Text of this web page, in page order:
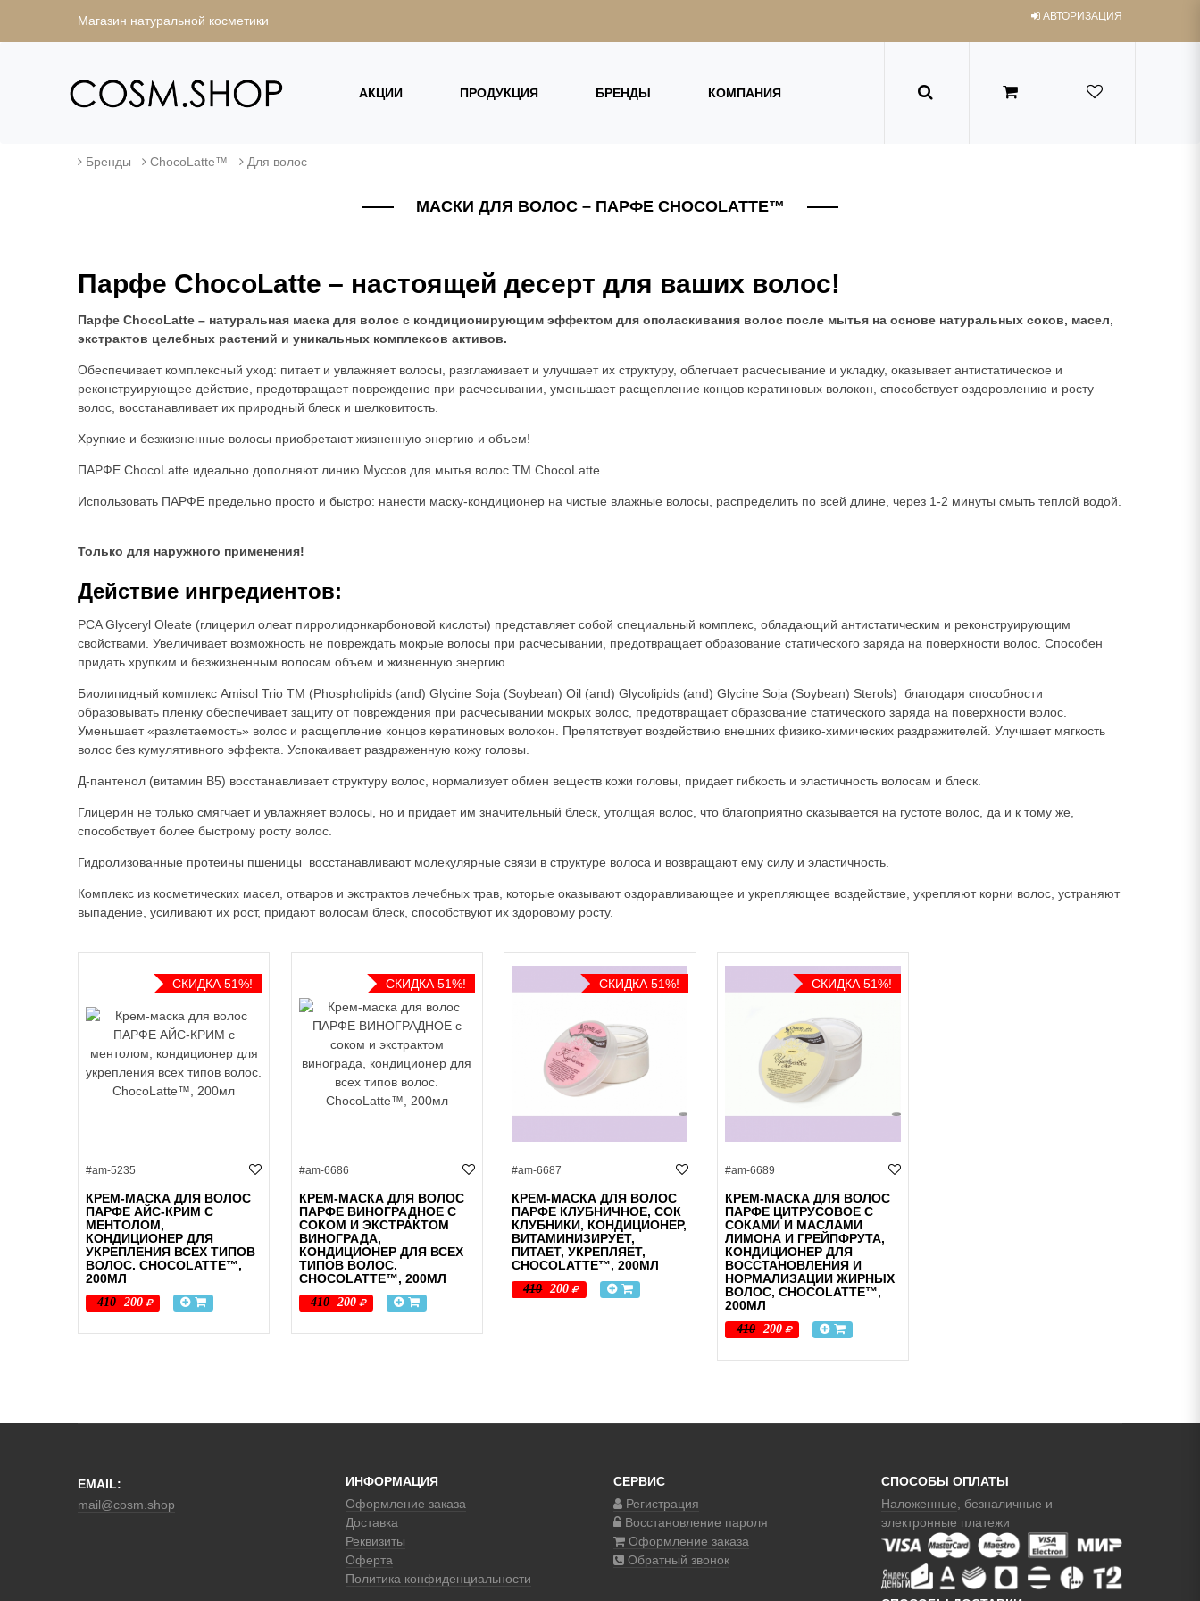
Магазин натуральной косметики АВТОРИЗАЦИЯ
АКЦИИ ПРОДУКЦИЯ БРЕНДЫ КОМПАНИЯ
Бренды ChocoLatte™ Для волос
МАСКИ ДЛЯ ВОЛОС – ПАРФЕ CHOCOLATTE™
Парфе ChocoLatte – настоящей десерт для ваших волос!
Парфе ChocoLatte – натуральная маска для волос с кондиционирующим эффектом для ополаскивания волос после мытья на основе натуральных соков, масел,
экстрактов целебных растений и уникальных комплексов активов.
Обеспечивает комплексный уход: питает и увлажняет волосы, разглаживает и улучшает их структуру, облегчает расчесывание и укладку, оказывает антистатическое и
реконструирующее действие, предотвращает повреждение при расчесывании, уменьшает расщепление концов кератиновых волокон, способствует оздоровлению и росту
волос, восстанавливает их природный блеск и шелковитость.
Хрупкие и безжизненные волосы приобретают жизненную энергию и объем!
ПАРФЕ ChocoLatte идеально дополняют линию Муссов для мытья волос TM ChocoLatte.
Использовать ПАРФЕ предельно просто и быстро: нанести маску-кондиционер на чистые влажные волосы, распределить по всей длине, через 1-2 минуты смыть теплой водой.
Только для наружного применения!
Действие ингредиентов:
PCA Glyceryl Oleate (глицерил олеат пирролидонкарбоновой кислоты) представляет собой специальный комплекс, обладающий антистатическим и реконструирующим
свойствами. Увеличивает возможность не повреждать мокрые волосы при расчесывании, предотвращает образование статического заряда на поверхности волос. Способен
придать хрупким и безжизненным волосам объем и жизненную энергию.
Биолипидный комплекс Amisol Trio TM (Phospholipids (and) Glycine Soja (Soybean) Oil (and) Glycolipids (and) Glycine Soja (Soybean) Sterols) благодаря способности
образовывать пленку обеспечивает защиту от повреждения при расчесывании мокрых волос, предотвращает образование статического заряда на поверхности волос.
Уменьшает «разлетаемость» волос и расщепление концов кератиновых волокон. Препятствует воздействию внешних физико-химических раздражителей. Улучшает мягкость
волос без кумулятивного эффекта. Успокаивает раздраженную кожу головы.
Д-пантенол (витамин B5) восстанавливает структуру волос, нормализует обмен веществ кожи головы, придает гибкость и эластичность волосам и блеск.
Глицерин не только смягчает и увлажняет волосы, но и придает им значительный блеск, утолщая волос, что благоприятно сказывается на густоте волос, да и к тому же,
способствует более быстрому росту волос.
Гидролизованные протеины пшеницы восстанавливают молекулярные связи в структуре волоса и возвращают ему силу и эластичность.
Комплекс из косметических масел, отваров и экстрактов лечебных трав, которые оказывают оздоравливающее и укрепляющее воздействие, укрепляют корни волос, устраняют
выпадение, усиливают их рост, придают волосам блеск, способствуют их здоровому росту.
СКИДКА 51%!
#am-5235
КРЕМ-МАСКА ДЛЯ ВОЛОС
ПАРФЕ АЙС-КРИМ С
МЕНТОЛОМ,
КОНДИЦИОНЕР ДЛЯ
УКРЕПЛЕНИЯ ВСЕХ ТИПОВ
ВОЛОС. CHOCOLATTE™,
200МЛ
410 200
СКИДКА 51%!
#am-6686
КРЕМ-МАСКА ДЛЯ ВОЛОС
ПАРФЕ ВИНОГРАДНОЕ С
СОКОМ И ЭКСТРАКТОМ
ВИНОГРАДА,
КОНДИЦИОНЕР ДЛЯ ВСЕХ
ТИПОВ ВОЛОС.
CHOCOLATTE™, 200МЛ
410 200
СКИДКА 51%!
#am-6687
КРЕМ-МАСКА ДЛЯ ВОЛОС
ПАРФЕ КЛУБНИЧНОЕ, СОК
КЛУБНИКИ, КОНДИЦИОНЕР,
ВИТАМИНИЗИРУЕТ,
ПИТАЕТ, УКРЕПЛЯЕТ,
CHOCOLATTE™, 200МЛ
410 200
СКИДКА 51%!
#am-6689
КРЕМ-МАСКА ДЛЯ ВОЛОС
ПАРФЕ ЦИТРУСОВОЕ С
СОКАМИ И МАСЛАМИ
ЛИМОНА И ГРЕЙПФРУТА,
КОНДИЦИОНЕР ДЛЯ
ВОССТАНОВЛЕНИЯ И
НОРМАЛИЗАЦИИ ЖИРНЫХ
ВОЛОС, CHOCOLATTE™,
200МЛ
410 200
EMAIL:
mail@cosm.shop
ИНФОРМАЦИЯ
Оформление заказа
Доставка
Реквизиты
Оферта
Политика конфиденциальности
СЕРВИС
Регистрация
Восстановление пароля
Оформление заказа
Обратный звонок
СПОСОБЫ ОПЛАТЫ
Наложенные , безналичные и
электронные платежи